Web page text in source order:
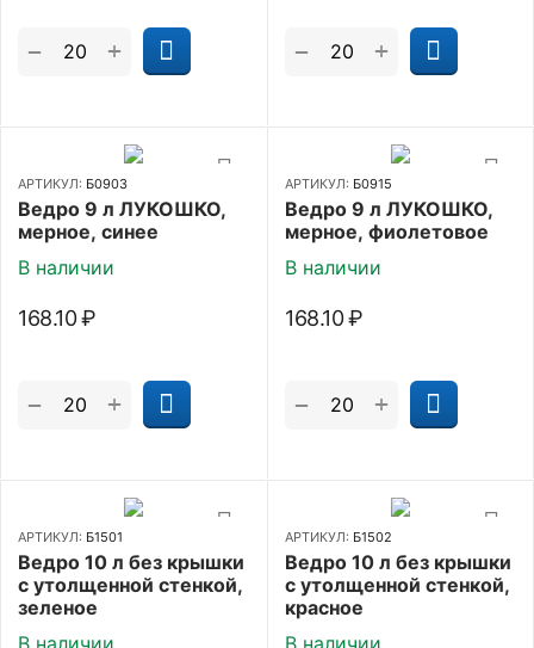
+
− +
−
АРТИКУЛ: Б0903
Ведро 9 л ЛУКОШКО,
мерное, синее
В наличии
168.10₽
+
−
АРТИКУЛ: Б0915
Ведро 9 л ЛУКОШКО,
мерное, фиолетовое
В наличии
168.10₽
+
−
АРТИКУЛ: Б1501
Ведро 10 л без крышки
с утолщенной стенкой,
зеленое
АРТИКУЛ: Б1502
Ведро 10 л без крышки
с утолщенной стенкой,
красное